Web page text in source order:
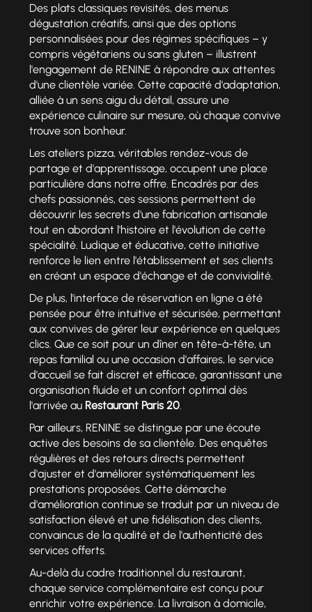
Des plats classiques revisités, des menus
dégustation créatifs, ainsi que des options
personnalisées pour des régimes spécifiques – y
compris végétariens ou sans gluten – illustrent
l'engagement de RENINE à répondre aux attentes
d'une clientèle variée. Cette capacité d'adaptation,
alliée à un sens aigu du détail, assure une
expérience culinaire sur mesure, où chaque convive
trouve son bonheur.
Les ateliers pizza, véritables rendez-vous de
partage et d'apprentissage, occupent une place
particulière dans notre offre. Encadrés par des
chefs passionnés, ces sessions permettent de
découvrir les secrets d'une fabrication artisanale
tout en abordant l'histoire et l'évolution de cette
spécialité. Ludique et éducative, cette initiative
renforce le lien entre l'établissement et ses clients
en créant un espace d'échange et de convivialité.
De plus, l'interface de réservation en ligne a été
pensée pour être intuitive et sécurisée, permettant
aux convives de gérer leur expérience en quelques
clics. Que ce soit pour un dîner en tête-à-tête, un
repas familial ou une occasion d'affaires, le service
d'accueil se fait discret et efficace, garantissant une
organisation fluide et un confort optimal dès
l'arrivée au Restaurant Paris 20.
Par ailleurs, RENINE se distingue par une écoute
active des besoins de sa clientèle. Des enquêtes
régulières et des retours directs permettent
d'ajuster et d'améliorer systématiquement les
prestations proposées. Cette démarche
d'amélioration continue se traduit par un niveau de
satisfaction élevé et une fidélisation des clients,
convaincus de la qualité et de l'authenticité des
services offerts.
Au-delà du cadre traditionnel du restaurant,
chaque service complémentaire est conçu pour
enrichir votre expérience. La livraison à domicile,